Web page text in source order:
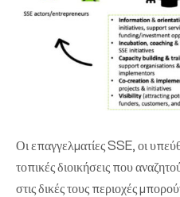
Οι επαγγελματίες SSE, οι
τοπικές διοικήσεις που
στις δικές τους περιοχές